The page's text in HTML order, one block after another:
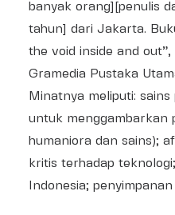
banyak orang][penulis
tahun] dari Jakarta.
the void inside and
Gramedia Pustaka
Minatnya meliputi:
untuk menggambarkan
humaniora dan sains);
kritis terhadap
Indonesia;